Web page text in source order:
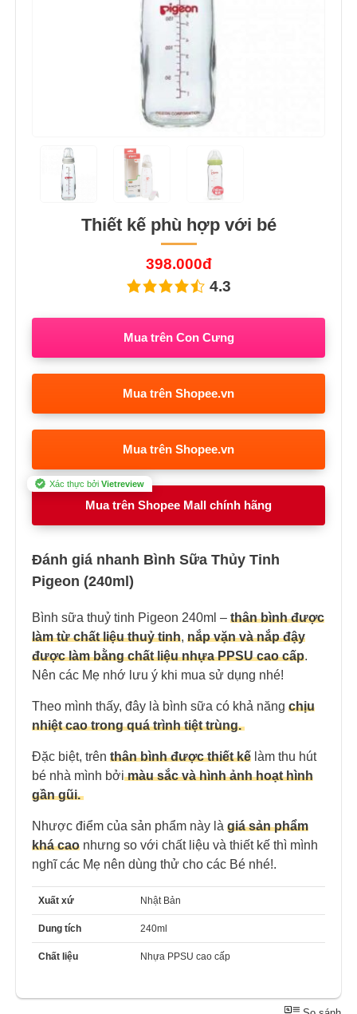
Thiết kế phù hợp với bé
398.000đ
4.3
Mua trên Con Cưng
Mua trên Shopee.vn
Mua trên Shopee.vn
Xác thực bởi Vietreview
Mua trên Shopee Mall chính hãng
Đánh giá nhanh Bình Sữa Thủy Tinh
Pigeon (240ml)
Bình sữa thuỷ tinh Pigeon 240ml – thân bình được
làm từ chất liệu thuỷ tinh, nắp vặn và nắp đậy
được làm bằng chất liệu nhựa PPSU cao cấp.
Nên các Mẹ nhớ lưu ý khi mua sử dụng nhé!
Theo mình thấy, đây là bình sữa có khả năng chịu
nhiệt cao trong quá trình tiệt trùng.
Đặc biệt, trên thân bình được thiết kế làm thu hút
bé nhà mình bởimàu sắc và hình ảnh hoạt hình
gần gũi.
Nhược điểm của sản phẩm này là giá sản phẩm
khá cao nhưng so với chất liệu và thiết kế thì mình
nghĩ các Mẹ nên dùng thử cho các Bé nhé!.
Xuất xứ Nhật Bản
Dung tích 240ml
Chất liệu Nhựa PPSU cao cấp